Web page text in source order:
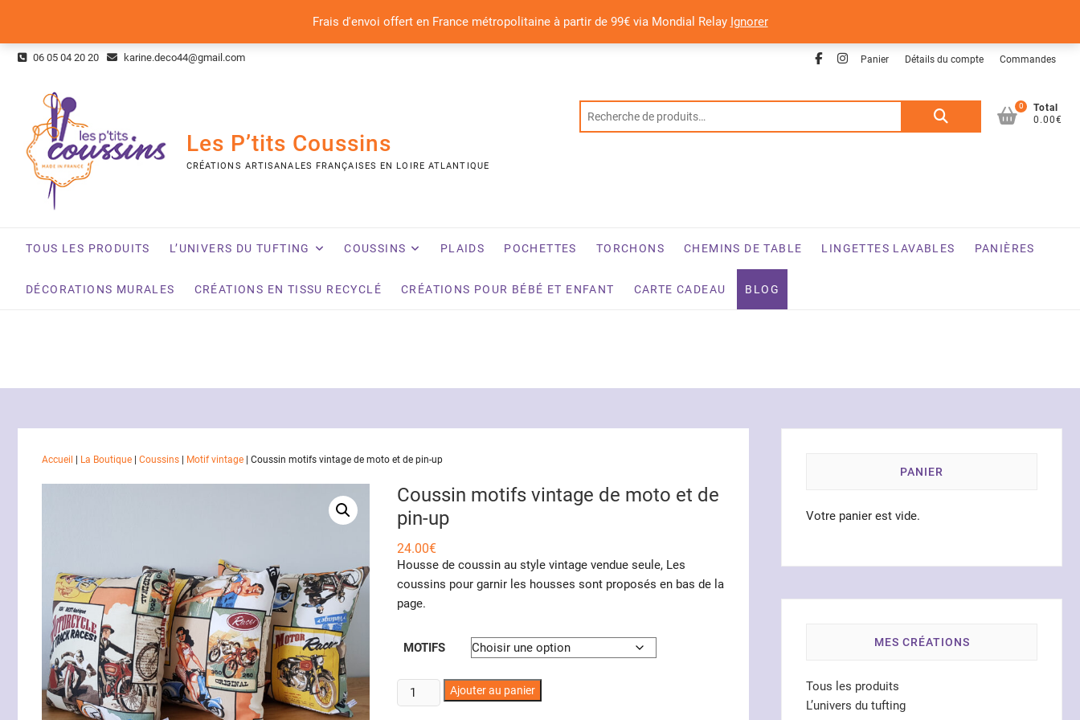
Frais d'envoi offert en France métropolitaine à partir de 99€ via Mondial Relay Ignorer
Skip
06 05 04 20 20 karine.deco44@gmail.com Facebook
Instagram
Panier Détails du compte Commandes
Les P’tits Coussins
CRÉATIONS ARTISANALES FRANÇAISES EN LOIRE ATLANTIQUE
Recherche
0
Total
0.00€
TOUS LES PRODUITS L’UNIVERS DU TUFTING COUSSINS PLAIDS POCHETTES TORCHONS CHEMINS DE TABLE LINGETTES LAVABLES PANIÈRES
DÉCORATIONS MURALES CRÉATIONS EN TISSU RECYCLÉ CRÉATIONS POUR BÉBÉ ET ENFANT CARTE CADEAU BLOG
Accueil La Boutique Coussins Motif vintage Coussin motifs vintage de moto et de pin-up
Coussin motifs vintage de moto et de
pin-up
24.00€
Housse de coussin au style vintage vendue seule, Les
coussins pour garnir les housses sont proposés en bas de la
page.
MOTIFS
quantité
de
Ajouter au panier
PANIER
Votre panier est vide.
MES CRÉATIONS
Tous les produits
L’univers du tufting